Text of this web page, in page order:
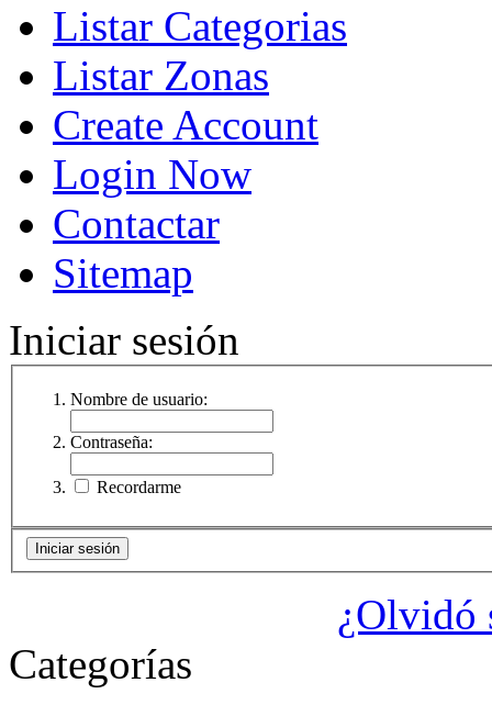
Listar Categorias
Listar Zonas
Create Account
Login Now
Contactar
Sitemap
Iniciar sesión
Nombre de usuario:
Contraseña:
Recordarme
¿Olvidó
Categorías